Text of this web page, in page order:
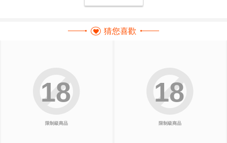
猜您喜歡
限制級商品
18
限制級商品
18